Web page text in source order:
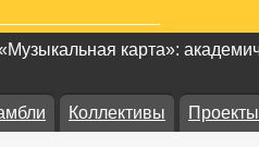
карта»:
Коллективы Проекты